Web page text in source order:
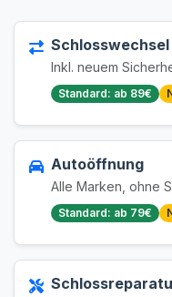
Schlosswechsel
Inkl. neuem
Standard: ab 89€
Autoöffnung
Alle Marken, ohne
Standard: ab 79€